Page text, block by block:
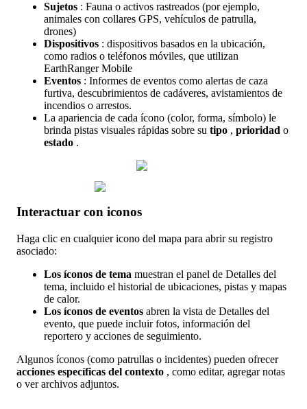
Sujetos : Fauna o activos rastreados (por ejemplo,
animales con collares GPS, vehículos de patrulla,
drones)
Dispositivos : dispositivos basados en la ubicación,
como radios o teléfonos móviles, que utilizan
EarthRanger Mobile
Eventos : Informes de eventos como alertas de caza
furtiva, descubrimientos de cadáveres, avistamientos de
incendios o arrestos.
La apariencia de cada ícono (color, forma, símbolo) le
brinda pistas visuales rápidas sobre su tipo , prioridad o
estado .
Interactuar con iconos
Haga clic en cualquier icono del mapa para abrir su registro
asociado:
Los íconos de tema muestran el panel de Detalles del
tema, incluido el historial de ubicaciones, pistas y mapas
de calor.
Los íconos de eventos abren la vista de Detalles del
evento, que puede incluir fotos, información del
reportero y acciones de seguimiento.
Algunos íconos (como patrullas o incidentes) pueden ofrecer
acciones específicas del contexto , como editar, agregar notas
o ver archivos adjuntos.